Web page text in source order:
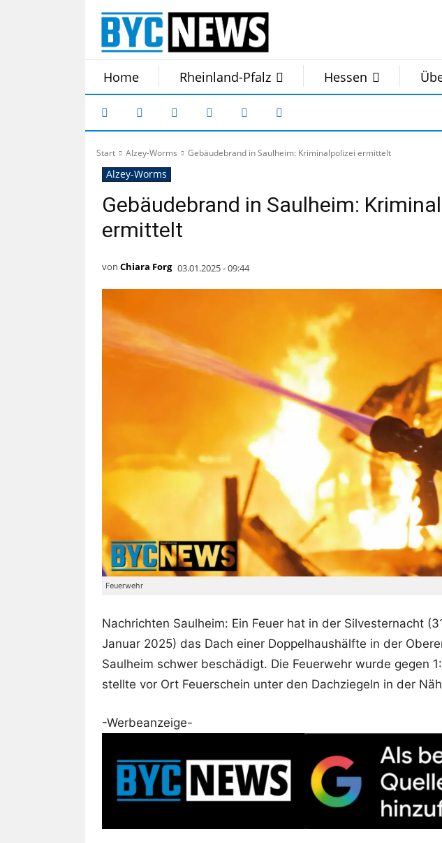
Home Rheinland-Pfalz Hessen
Start Alzey-Worms Gebäudebrand in Saulheim: Kriminalpolizei ermittelt
Alzey-Worms
Gebäudebrand in Saulheim:
ermittelt
von Chiara Forg 03.01.2025 - 09:44
Feuerwehr
Nachrichten Saulheim: Ein Feuer hat in der Silvesternacht
Januar 2025) das Dach einer Doppelhaushälfte in der
Saulheim schwer beschädigt. Die Feuerwehr wurde gegen
stellte vor Ort Feuerschein unter den Dachziegeln in der
-Werbeanzeige-